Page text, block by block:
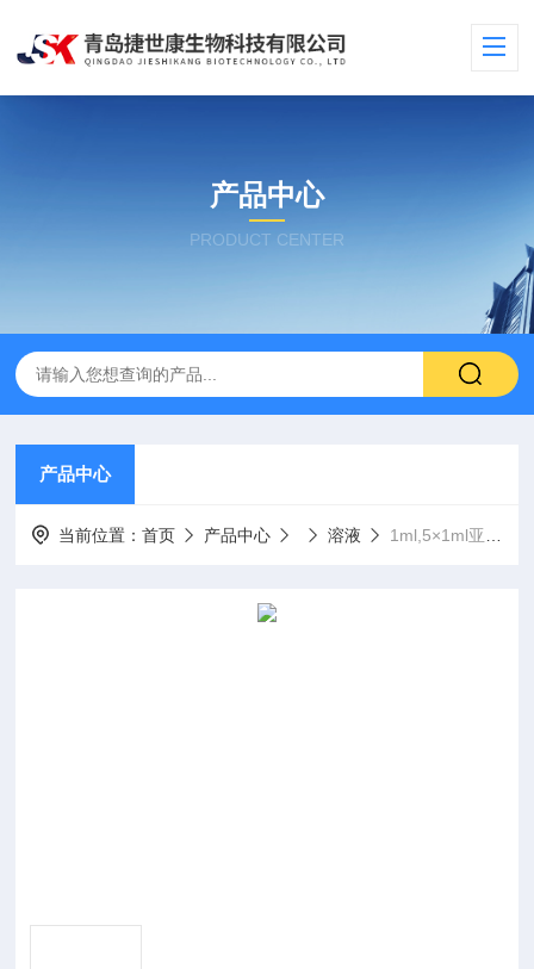
产品中心
PRODUCT CENTER
产品中心
当前位置：首页 产品中心 溶液 1ml,5×1ml亚精胺溶液（1mol/L）